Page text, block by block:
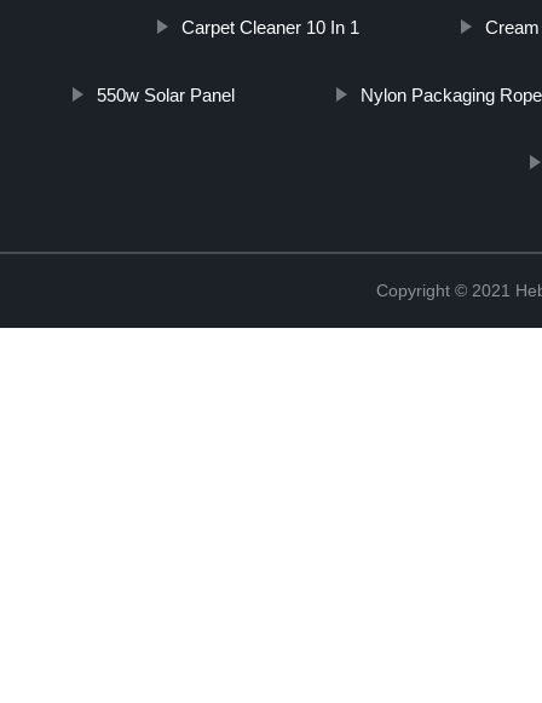
Carpet Cleaner 10 In 1
550w Solar Panel Nylon Packaging Rope
Copyright © 2021